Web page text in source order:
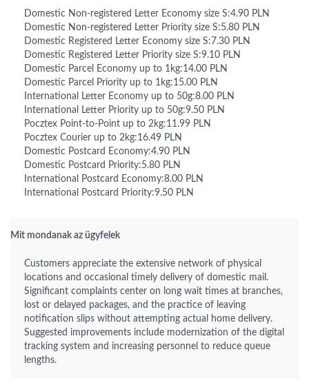
Domestic Non-registered Letter Economy size S:4.90 PLN
Domestic Non-registered Letter Priority size S:5.80 PLN
Domestic Registered Letter Economy size S:7.30 PLN
Domestic Registered Letter Priority size S:9.10 PLN
Domestic Parcel Economy up to 1kg:14.00 PLN
Domestic Parcel Priority up to 1kg:15.00 PLN
International Letter Economy up to 50g:8.00 PLN
International Letter Priority up to 50g:9.50 PLN
Pocztex Point-to-Point up to 2kg:11.99 PLN
Pocztex Courier up to 2kg:16.49 PLN
Domestic Postcard Economy:4.90 PLN
Domestic Postcard Priority:5.80 PLN
International Postcard Economy:8.00 PLN
International Postcard Priority:9.50 PLN
Mit mondanak az ügyfelek
Customers appreciate the extensive network of physical
locations and occasional timely delivery of domestic mail.
Significant complaints center on long wait times at branches,
lost or delayed packages, and the practice of leaving
notification slips without attempting actual home delivery.
Suggested improvements include modernization of the digital
tracking system and increasing personnel to reduce queue
lengths.